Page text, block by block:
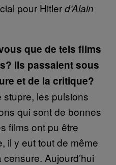
pour Hitlerd’Alain
que de tels films
Ils passaient sous
et de la critique?
stupre, les pulsions
qui sont de bonnes
films ont pu être
il y eut tout de même
Aujourd’hui